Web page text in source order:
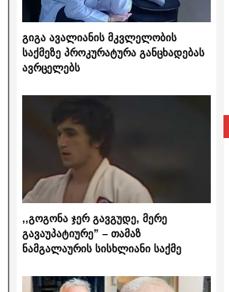
გიგა ავალიანის მკვლელობის
საქმეზე პროკურატურა განცხადებას
ავრცელებს
,,გოგონა ჯერ გავგუდე, მერე
გავაუპატიურე” – თამაზ
ნამგალაურის სისხლიანი საქმე